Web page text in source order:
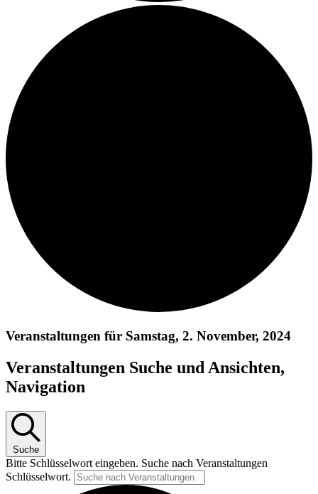
Veranstaltungen für Samstag, 2. November, 2024
Veranstaltungen Suche und Ansichten,
Navigation
Suche
Bitte Schlüsselwort eingeben. Suche nach Veranstaltungen
Schlüsselwort.